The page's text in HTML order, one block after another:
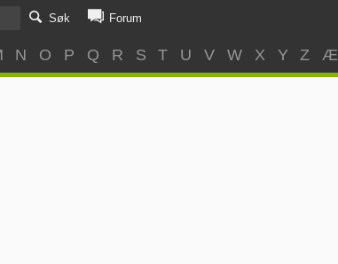
Søk Forum
N O P Q R S T U V W X Y Z Æ